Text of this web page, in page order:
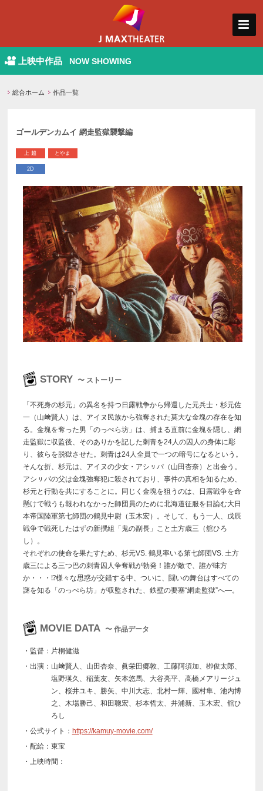
上映中作品 NOW SHOWING
総合ホーム 作品一覧
ゴールデンカムイ 網走監獄襲撃編
上 越 とやま
2D
STORY 〜 ストーリー
「不死身の杉元」の異名を持つ日露戦争から帰還した元兵士・杉元佐
一（山﨑賢人）は、アイヌ民族から強奪された莫大な金塊の存在を知
る。金塊を奪った男「のっぺら坊」は、捕まる直前に金塊を隠し、網
走監獄に収監後、そのありかを記した刺青を24人の囚人の身体に彫
り、彼らを脱獄させた。刺青は24人全員で一つの暗号になるという。
そんな折、杉元は、アイヌの少女・アシㇼパ（山田杏奈）と出会う。
アシㇼパの父は金塊強奪犯に殺されており、事件の真相を知るため、
杉元と行動を共にすることに。同じく金塊を狙うのは、日露戦争を命
懸けで戦うも報われなかった師団員のために北海道征服を目論む大日
本帝国陸軍第七師団の鶴見中尉（玉木宏）。そして、もう一人、戊辰
戦争で戦死したはずの新撰組「鬼の副長」こと土方歳三（舘ひろ
し）。
それぞれの使命を果たすため、杉元VS. 鶴見率いる第七師団VS. 土方
歳三による三つ巴の刺青囚人争奪戦が勃発！誰が敵で、誰が味方
か・・・⁉様々な思惑が交錯する中、ついに、闘いの舞台はすべての
謎を知る「のっぺら坊」が収監された、鉄壁の要塞“網走監獄”へ―。
MOVIE DATA 〜 作品データ
・監督：片桐健滋
・出演：山﨑賢人、山田杏奈、眞栄田郷敦、工藤阿須加、栁俊太郎、
塩野瑛久、稲葉友、矢本悠馬、大谷亮平、高橋メアリージュ
ン、桜井ユキ、勝矢、中川大志、北村一輝、國村隼、池内博
之、木場勝己、和田聰宏、杉本哲太、井浦新、玉木宏、舘ひ
ろし
・公式サイト： https://kamuy-movie.com/
・配給：東宝
・上映時間：